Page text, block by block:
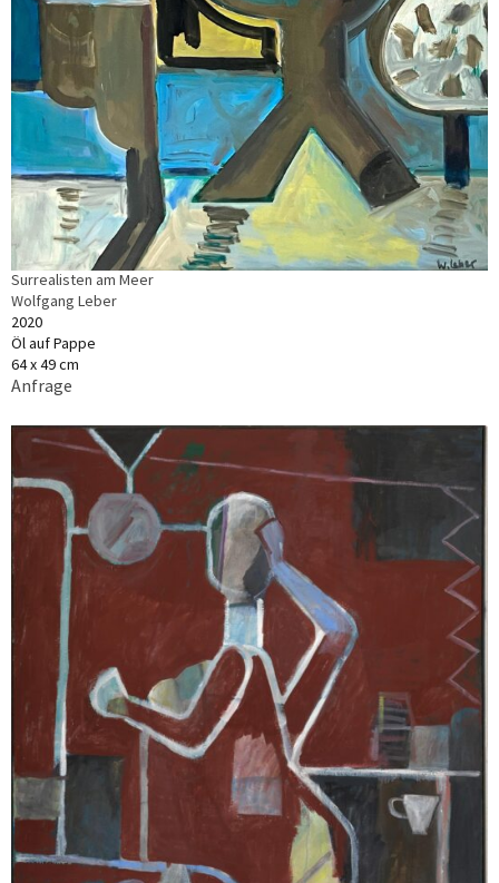
Surrealisten am Meer
Wolfgang Leber
2020
Öl auf Pappe
64 x 49 cm
Anfrage